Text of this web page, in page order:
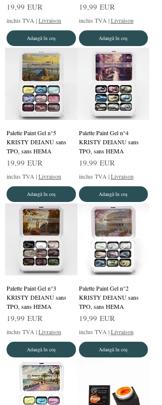
Preț
19,99 EUR
inclus TVA |Livraison
Adaugă în coș
Preț
19,99 EUR
inclus TVA |Livraison
Adaugă în coș
Palette Paint Gel n°5
KRISTY DEIANU sans
TPO, sans HEMA
Preț
19,99 EUR
inclus TVA |Livraison
Adaugă în coș
Palette Paint Gel n°4
KRISTY DEIANU sans
TPO, sans HEMA
Preț
19,99 EUR
inclus TVA |Livraison
Adaugă în coș
Palette Paint Gel n°3
KRISTY DEIANU sans
TPO, sans HEMA
Preț
19,99 EUR
inclus TVA |Livraison
Adaugă în coș
Palette Paint Gel n°2
KRISTY DEIANU sans
TPO, sans HEMA
Preț
19,99 EUR
inclus TVA |Livraison
Adaugă în coș